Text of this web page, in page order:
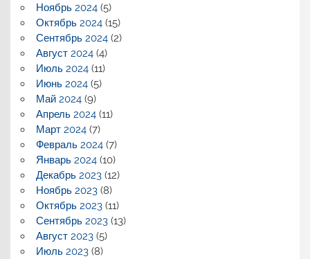
Ноябрь 2024(5)
Октябрь 2024(15)
Сентябрь 2024(2)
Август 2024(4)
Июль 2024(11)
Июнь 2024(5)
Май 2024(9)
Апрель 2024(11)
Март 2024(7)
Февраль 2024(7)
Январь 2024(10)
Декабрь 2023(12)
Ноябрь 2023(8)
Октябрь 2023(11)
Сентябрь 2023(13)
Август 2023(5)
Июль 2023(8)